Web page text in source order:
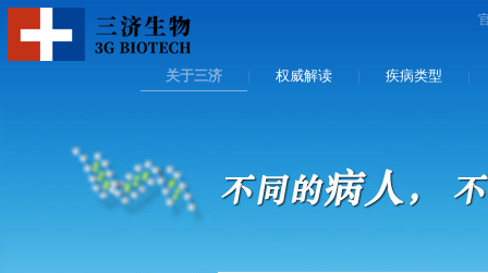
关于三济 权威解读 疾病类型